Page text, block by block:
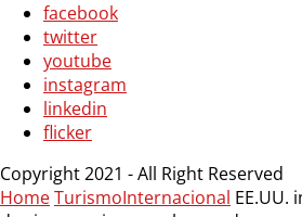
facebook
twitter
youtube
instagram
linkedin
flicker
Copyright 2021 - All Right Reserved
HomeTurismoInternacional EE.UU.